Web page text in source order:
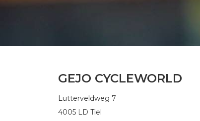
GEJO CYCLEWORLD
Lutterveldweg 7
4005 LD Tiel